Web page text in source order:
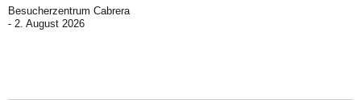
Besucherzentrum Cabrera
2. August 2026